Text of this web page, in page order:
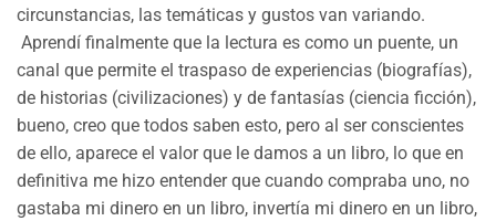
circunstancias, las temáticas y gustos van variando.
Aprendí finalmente que la lectura es como un puente, un
canal que permite el traspaso de experiencias (biografías),
de historias (civilizaciones) y de fantasías (ciencia ficción),
bueno, creo que todos saben esto, pero al ser conscientes
de ello, aparece el valor que le damos a un libro, lo que en
definitiva me hizo entender que cuando compraba uno, no
gastaba mi dinero en un libro, invertía mi dinero en un libro,